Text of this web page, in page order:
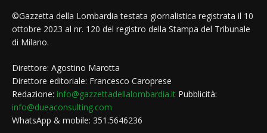
©Gazzetta della Lombardia testata giornalistica registrata il 10
ottobre 2023 al nr. 120 del registro della Stampa del Tribunale
di Milano.
Direttore: Agostino Marotta
Direttore editoriale: Francesco Caroprese
Redazione: info@gazzettadellalombardia.it Pubblicità:
info@dueaconsulting.com
WhatsApp & mobile: 351.5646236